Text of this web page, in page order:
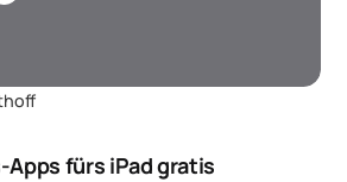
fürs iPad gratis